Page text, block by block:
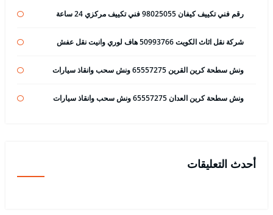
رقم فني تكييف كيفان 98025055 فني تكييف مركزي 24 ساعة
شركة نقل اثاث الكويت 50993766 هاف لوري وانيت نقل عفش
ونش سطحة كرين القرين 65557275 ونش سحب وانقاذ سيارات
ونش سطحة كرين العدان 65557275 ونش سحب وانقاذ سيارات
أحدث التعليقات